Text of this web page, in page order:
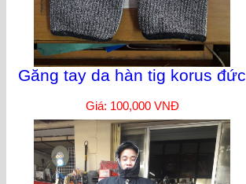
Găng tay da hàn tig korus đức
Giá: 100,000 VNĐ